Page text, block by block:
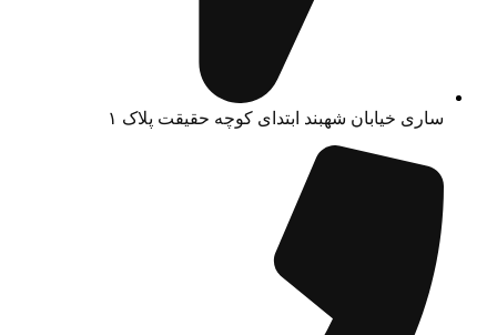
ساری خیابان شهبند ابتدای کوچه حقیقت پلاک ۱